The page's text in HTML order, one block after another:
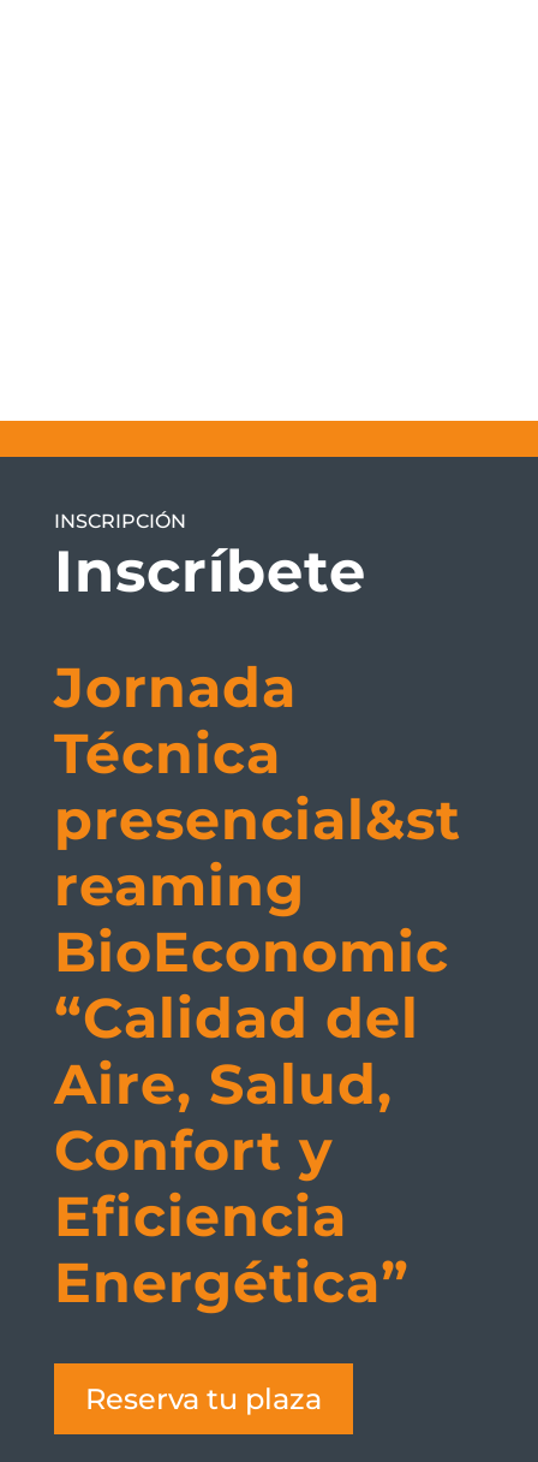
INSCRIPCIÓN
Inscríbete
Jornada
Técnica
presencial&st
reaming
BioEconomic
“Calidad del
Aire, Salud,
Confort y
Eficiencia
Energética”
Reserva tu plaza